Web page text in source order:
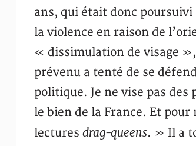
ans, qui était donc
la violence en raison de
« dissimulation de visage
prévenu a tenté de se
politique. Je ne vise pas
le bien de la France. Et pour
lectures drag-queens. » Il a